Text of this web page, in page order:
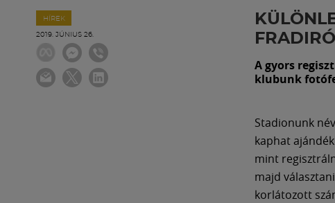
HÍREK
2019. JÚNIUS 26.
A gyors
klubunk
Stadionunk
kaphat
mint
majd
korlátozott